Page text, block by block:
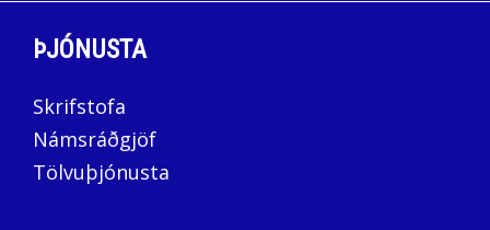
ÞJÓNUSTA
Skrifstofa
Námsráðgjöf
Tölvuþjónusta